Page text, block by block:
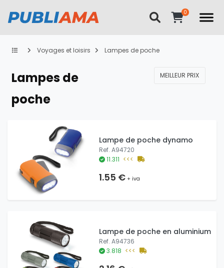
Voyages et loisirs Lampes de poche
Lampes de
poche
MEILLEUR PRIX
Lampe de poche dynamo
Ref. A94720
11.311 <<<
1.55 €+ iva
Lampe de poche en aluminium
Ref. A94736
3.818 <<<